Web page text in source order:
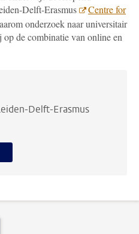
Delft-Erasmus
Centre for
onderzoek naar universitair
de combinatie van online en
Delft-Erasmus